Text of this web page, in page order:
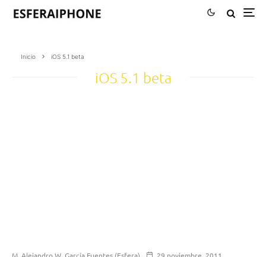
Inicio iOS 5.1 beta
iOS 5.1 beta
M. Alejandro W. García Fuentes (Esfera)
29 noviembre, 2011